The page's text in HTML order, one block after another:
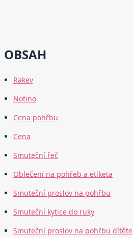
OBSAH
Rakev
Notino
Cena pohřbu
Cena
Smuteční řeč
Oblečení na pohřeb a etiketa
Smuteční proslov na pohřbu
Smuteční kytice do ruky
Smuteční proslov na pohřbu dítěte